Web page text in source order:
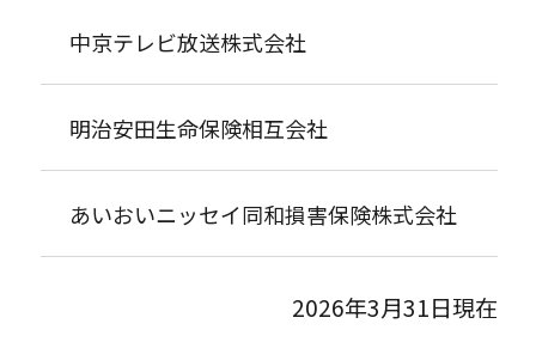
中京テレビ放送株式会社
明治安田生命保険相互会社
あいおいニッセイ同和損害保険株式会社
2026年3月31日現在